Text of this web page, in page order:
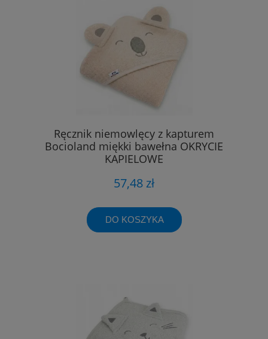
Ręcznik niemowlęcy z kapturem
Bocioland miękki bawełna OKRYCIE
KĄPIELOWE
57,48 zł
DO KOSZYKA